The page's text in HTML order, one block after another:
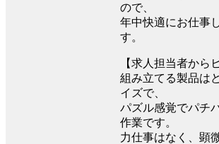
ので、
年中快適にお仕事
す。
【求人担当者から
組み立てる製品は
イズで、
パズル感覚でパチ
作業です。
力仕事はなく、顕